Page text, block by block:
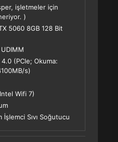
işletmeler için
)
5060 8GB 128 Bit
(PCle; Okuma:
s)
Wifi 7)
Sıvı Soğutucu